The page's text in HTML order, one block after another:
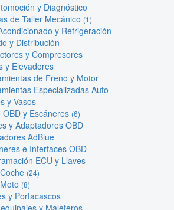
y Diagnóstico
de Taller Mecánico (1)
y Refrigeración
y Distribución
y Compresores
y Elevadores
de Freno y Motor
Especializadas Auto
y Vasos
OBD y Escáneres (6)
y Adaptadores OBD
AdBlue
e Interfaces OBD
ECU y Llaves
(24)
(8)
y Portacascos
y Maleteros